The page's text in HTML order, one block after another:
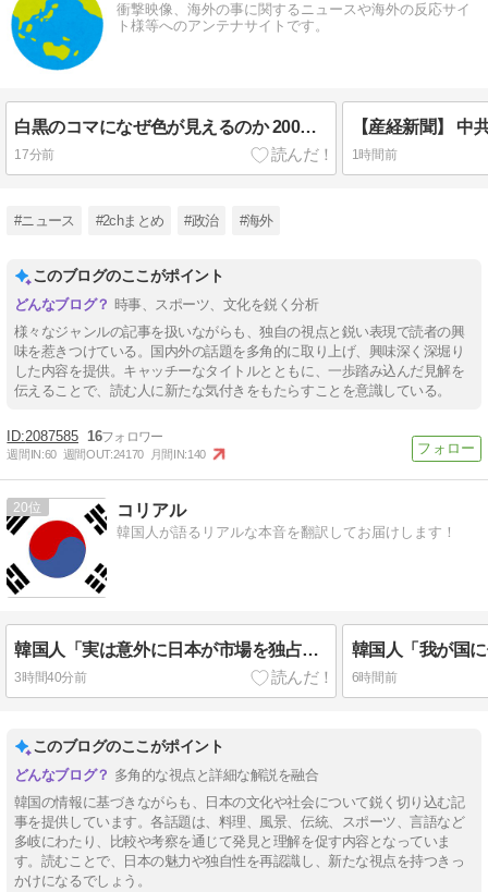
衝撃映像、海外の事に関するニュースや海外の反応サイ
ト様等へのアンテナサイトです。
白黒のコマになぜ色が見えるのか 200年の謎をAIが解明！
17分前 1時間前
#ニュース #2chまとめ #政治 #海外
このブログのここがポイント
時事、スポーツ、文化を鋭く分析
様々なジャンルの記事を扱いながらも、独自の視点と鋭い表現で読者の興
味を惹きつけている。国内外の話題を多角的に取り上げ、興味深く深堀り
した内容を提供。キャッチーなタイトルとともに、一歩踏み込んだ見解を
伝えることで、読む人に新たな気付きをもたらすことを意識している。
2087585 16
週間IN:60 週間OUT:24170 月間IN:140
20 コリアル
韓国人が語るリアルな本音を翻訳してお届けします！
韓国人「実は意外に日本が市場を独占している産業がこちら・・・」
3時間40分前 6時間前
このブログのここがポイント
多角的な視点と詳細な解説を融合
韓国の情報に基づきながらも、日本の文化や社会について鋭く切り込む記
事を提供しています。各話題は、料理、風景、伝統、スポーツ、言語など
多岐にわたり、比較や考察を通じて発見と理解を促す内容となっていま
す。読むことで、日本の魅力や独自性を再認識し、新たな視点を持つきっ
かけになるでしょう。